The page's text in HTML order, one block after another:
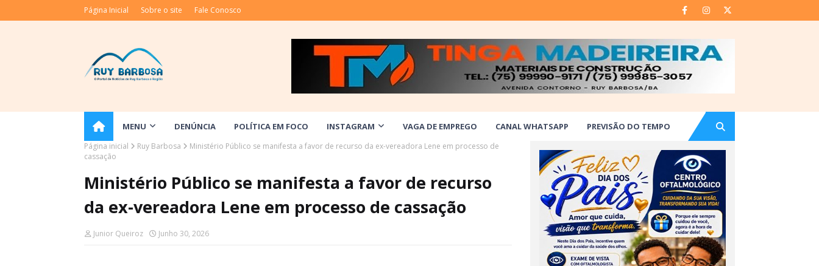
Página Inicial Sobre o site Fale Conosco
MENU DENÚNCIA POLÍTICA EM FOCO INSTAGRAM VAGA DE EMPREGO CANAL WHATSAPP PREVISÃO DO TEMPO
Página inicial Ruy Barbosa
Ministério Público se manifesta a favor de recurso da ex-vereadora Lene em processo de
cassação
Ministério Público se manifesta a favor de recurso
da ex-vereadora Lene em processo de cassação
Junior Queiroz Junho 30, 2026